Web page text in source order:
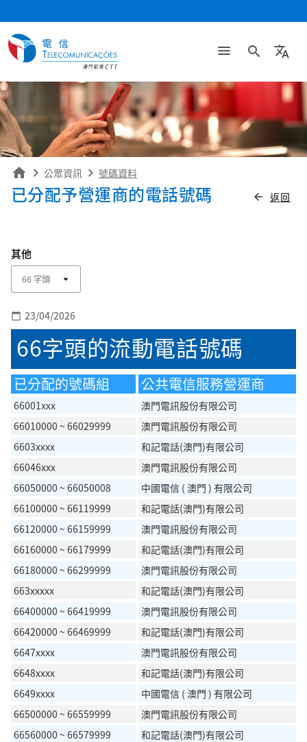
search translate
home 公眾資訊 號碼資料
已分配予營運商的電話號碼 arrow_back 返回
其他
66 字頭 arrow_drop_down
calendar_today 23/04/2026
66字頭的流動電話號碼
已分配的號碼組 公共電信服務營運商
66001xxx
澳門電訊股份有限公司
66010000 ~ 66029999
澳門電訊股份有限公司
6603xxxx
和記電話(澳門)有限公司
66046xxx
澳門電訊股份有限公司
66050000 ~ 66050008
中國電信 ( 澳門 ) 有限公司
66100000 ~ 66119999
和記電話(澳門)有限公司
66120000 ~ 66159999
澳門電訊股份有限公司
66160000 ~ 66179999
和記電話(澳門)有限公司
66180000 ~ 66299999
澳門電訊股份有限公司
663xxxxx
和記電話(澳門)有限公司
66400000 ~ 66419999
澳門電訊股份有限公司
66420000 ~ 66469999
和記電話(澳門)有限公司
6647xxxx
澳門電訊股份有限公司
6648xxxx
和記電話(澳門)有限公司
6649xxxx
中國電信 ( 澳門 ) 有限公司
66500000 ~ 66559999
澳門電訊股份有限公司
66560000 ~ 66579999
和記電話(澳門)有限公司